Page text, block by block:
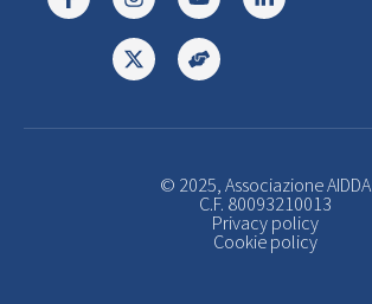
© 2025, Associazione AIDDA
C.F. 80093210013
Privacy policy
Cookie policy